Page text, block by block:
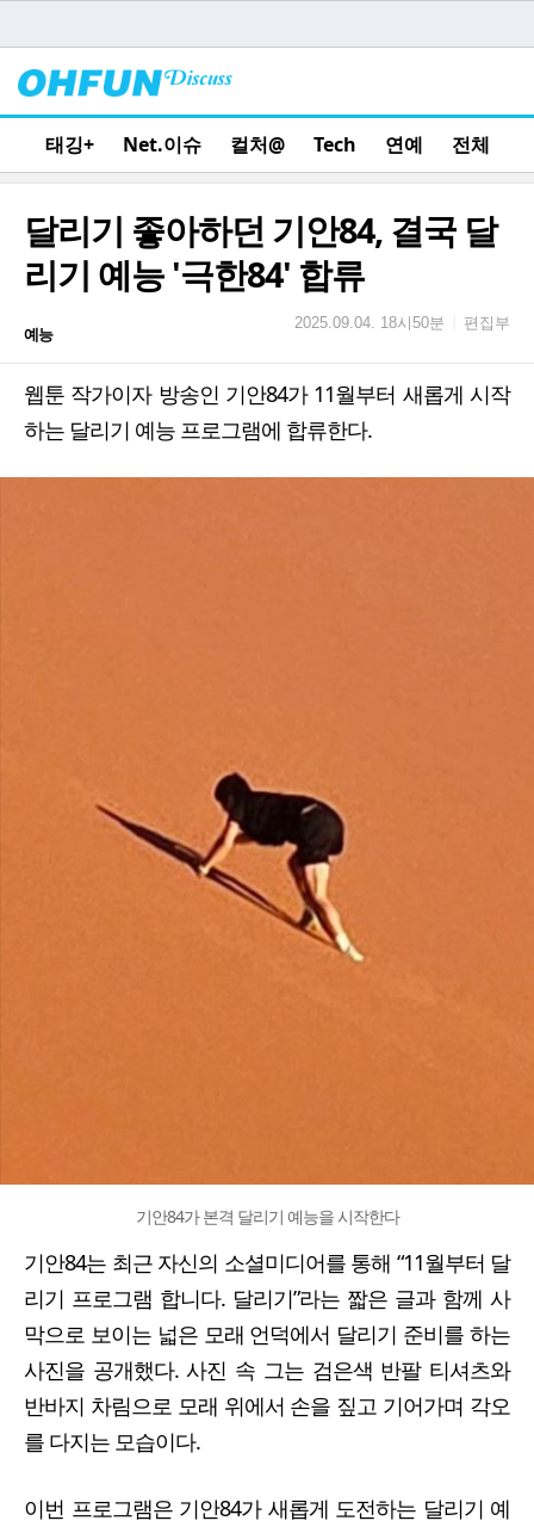
태깅+ Net.이슈 컬처@ Tech 연예 전체
달리기 좋아하던 기안84, 결국 달
리기 예능 '극한84' 합류
예능
2025.09.04. 18시50분 편집부
웹툰 작가이자 방송인 기안84가 11월부터 새롭게 시작
하는 달리기 예능 프로그램에 합류한다.
기안84가 본격 달리기 예능을 시작한다
기안84는 최근 자신의 소셜미디어를 통해 “11월부터 달
리기 프로그램 합니다. 달리기”라는 짧은 글과 함께 사
막으로 보이는 넓은 모래 언덕에서 달리기 준비를 하는
사진을 공개했다. 사진 속 그는 검은색 반팔 티셔츠와
반바지 차림으로 모래 위에서 손을 짚고 기어가며 각오
를 다지는 모습이다.
이번 프로그램은 기안84가 새롭게 도전하는 달리기 예